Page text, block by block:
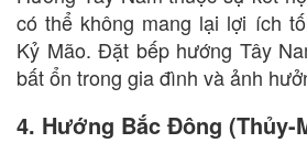
có thể không mang lại lợi ích
Kỷ Mão. Đặt bếp hướng Tây
bất ổn trong gia đình và ảnh
4. Hướng Bắc Đông (Thủy-